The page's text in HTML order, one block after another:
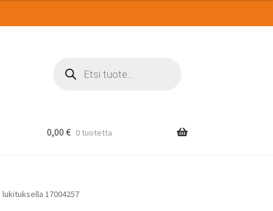
search
0,00 € 0 tuotetta
17004257